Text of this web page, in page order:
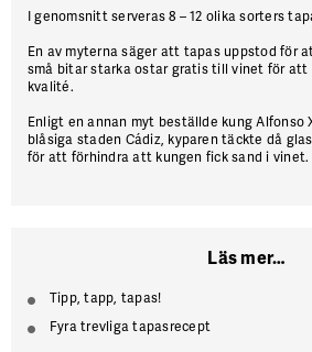
I genomsnittserveras 8 – 12 olika sorters
En av myternasäger att tapas uppstod för
små bitar starka ostar gratis till vinet för att
kvalité.
Enligt en annan myt beställde kung Alfonso
blåsiga staden Cádiz, kyparen täckte då
för att förhindra att kungen fick sand i vinet.
Läs mer…
Tipp, tapp, tapas!
Fyra trevliga tapasrecept